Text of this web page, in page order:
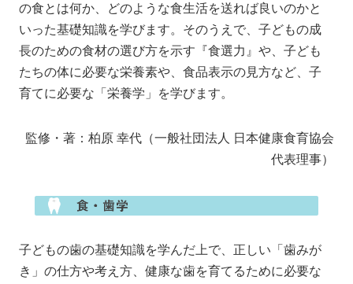
の食とは何か、どのような食生活を送れば良いのかと
いった基礎知識を学びます。そのうえで、子どもの成
長のための食材の選び方を示す『食選力』や、子ども
たちの体に必要な栄養素や、食品表示の見方など、子
育てに必要な「栄養学」を学びます。
監修・著：柏原 幸代（一般社団法人 日本健康食育協会
代表理事）
子どもの歯の基礎知識を学んだ上で、正しい「歯みが
き」の仕方や考え方、健康な歯を育てるために必要な